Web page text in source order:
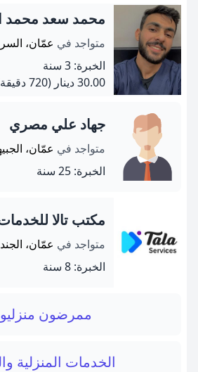
محمد سعد محمد
متواجد في عمّان،
الخبرة: 3 سنة
30.00 دينار
(720 دقيقة)
جهاد علي مصري
متواجد في عمّان،
الخبرة: 25 سنة
مكتب تالا
متواجد في عمّان،
الخبرة: 8 سنة
ممرضون
الخدمات المنزلية